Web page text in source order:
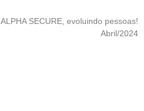
ALPHA SECURE, evoluindo pessoas!
Abril/2024